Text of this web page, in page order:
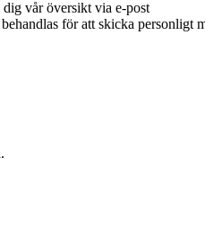
vår översikt via e-post
för att skicka personligt